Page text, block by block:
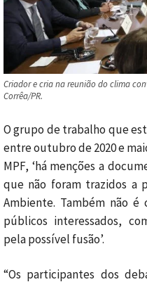
Criador e cria na reunião do clima
Corrêa/PR.
O grupo de trabalho que
entre outubro de 2020 e
MPF, ‘há menções a
que não foram trazidos a
Ambiente. Também não
públicos interessados,
pela possível fusão’.
“Os participantes dos